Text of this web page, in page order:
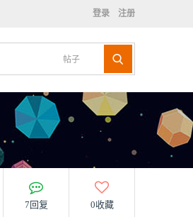
登录 注册
帖子
7回复 0收藏